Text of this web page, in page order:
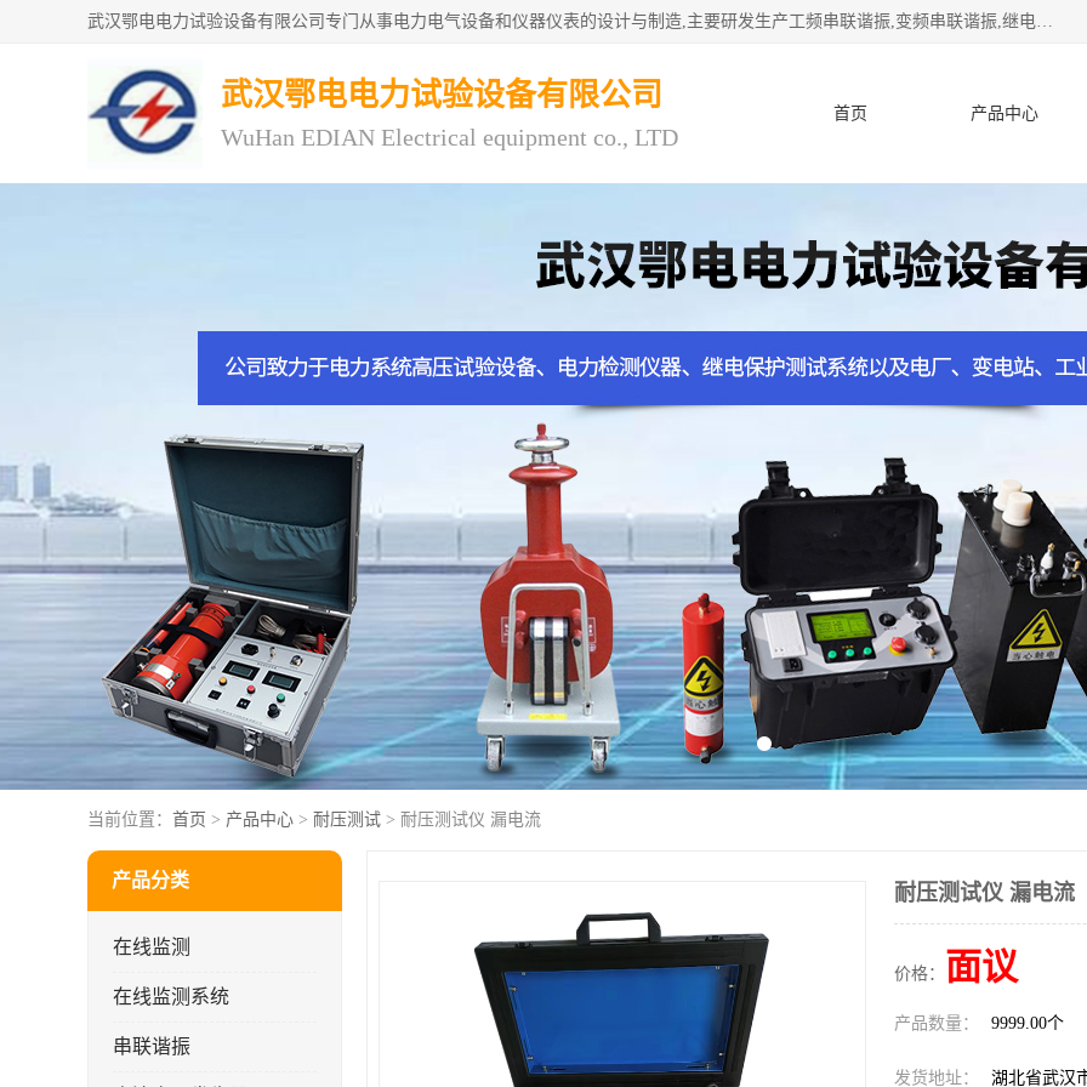
武汉鄂电电力试验设备有限公司专门从事电力电气设备和仪器仪表的设计与制造,主要研发生产工频串联谐振,变频串联谐振,继电保护测试仪,电缆故障测试仪,直流电阻测试仪,接地电阻测试仪等一百多种高品质产品.坚持奉行"质量一,客户至上"的服务宗旨。
武汉鄂电电力试验设备有限公司
WuHan EDIAN Electrical equipment co., LTD
首页 产品中心
当前位置： 首页 > 产品中心 > 耐压测试 > 耐压测试仪 漏电流
产品分类
在线监测
在线监测系统
串联谐振
耐压测试仪 漏电流
价格： 面议
产品数量： 9999.00个
发货地址： 湖北省武汉